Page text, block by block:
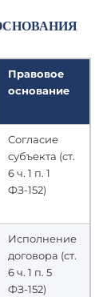
Правовое
основание
Согласие
субъекта (ст.
6 ч. 1 п. 1
ФЗ-152)
Исполнение
договора (ст.
6 ч. 1 п. 5
ФЗ-152)